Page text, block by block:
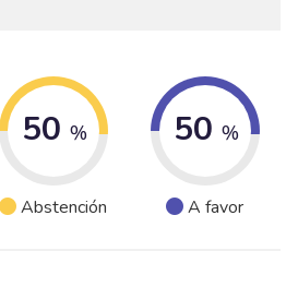
50 %
Abstención
50 %
A favor